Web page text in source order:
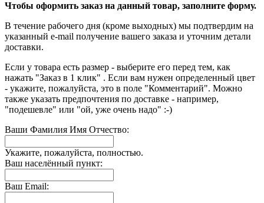
Чтобы оформить заказ на данный товар, заполните форму.
В течение рабочего дня (кроме выходных) мы подтвердим на
указанный e-mail получение вашего заказа и уточним детали
доставки.
Если у товара есть размер - выберите его перед тем, как
нажать "Заказ в 1 клик" . Если вам нужен определенный цвет
- укажите, пожалуйста, это в поле "Комментарий". Можно
также указать предпочтения по доставке - например,
"подешевле" или "ой, уже очень надо" :-)
Ваши Фамилия Имя Отчество:
Укажите, пожалуйста, полностью.
Ваш населённый пункт:
Ваш Email: